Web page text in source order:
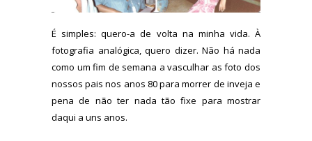
É simples: quero-a de volta na minha vida. À
fotografia analógica, quero dizer. Não há nada
como um fim de semana a vasculhar as foto dos
nossos pais nos anos 80 para morrer de inveja e
pena de não ter nada tão fixe para mostrar
daqui a uns anos.